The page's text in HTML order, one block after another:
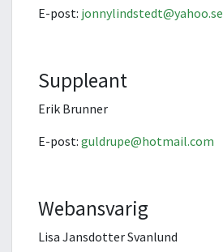
E-post: jonnylindstedt@yahoo.se
Suppleant
Erik Brunner
E-post: guldrupe@hotmail.com
Webansvarig
Lisa Jansdotter Svanlund